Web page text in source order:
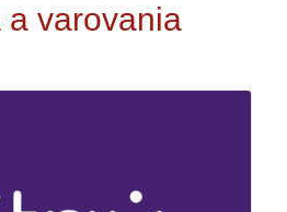
a varovania